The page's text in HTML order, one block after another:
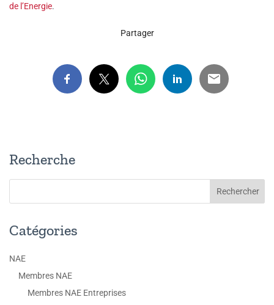
de l’Energie.
Partager
Recherche
Catégories
NAE
Membres NAE
Membres NAE Entreprises